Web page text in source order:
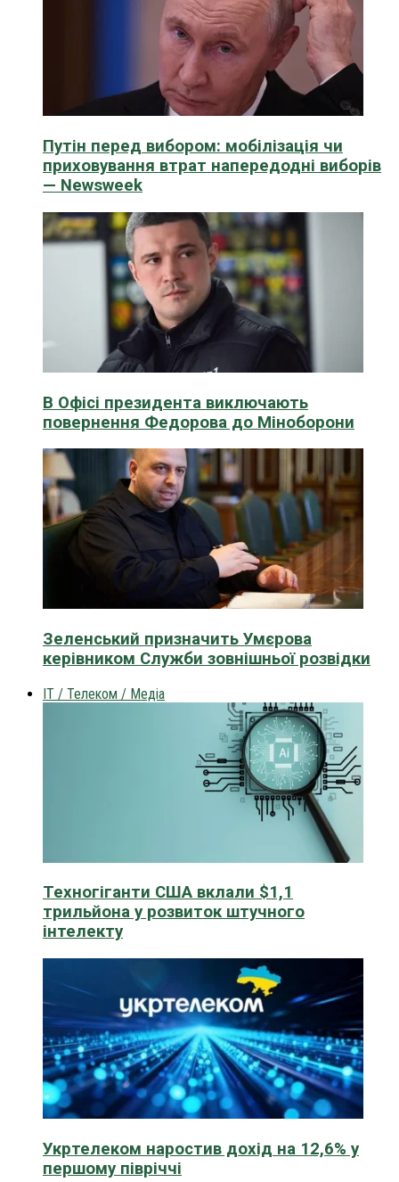
Путін перед вибором: мобілізація чи
приховування втрат напередодні виборів
— Newsweek
В Офісі президента виключають
повернення Федорова до Міноборони
Зеленський призначить Умєрова
керівником Служби зовнішньої розвідки
IT / Телеком / Медіа
Техногіганти США вклали $1,1
трильйона у розвиток штучного
інтелекту
Укртелеком наростив дохід на 12,6% у
першому півріччі